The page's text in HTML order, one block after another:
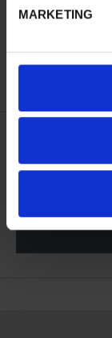
MARKETING
140,00 €